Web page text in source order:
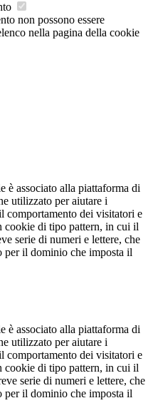
non possono essere
nella pagina della cookie
è associato alla piattaforma di
utilizzato per aiutare i
comportamento dei visitatori e
cookie di tipo pattern, in cui il
serie di numeri e lettere, che
per il dominio che imposta il
è associato alla piattaforma di
utilizzato per aiutare i
comportamento dei visitatori e
cookie di tipo pattern, in cui il
serie di numeri e lettere, che
per il dominio che imposta il